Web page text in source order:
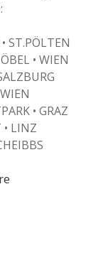
ST.PÖLTEN
• WIEN
• GRAZ
• LINZ